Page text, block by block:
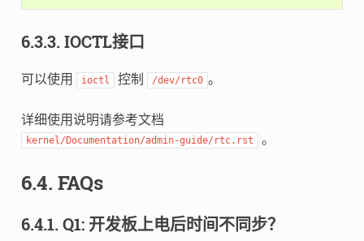
6.3.3. IOCTL接口
可以使用 ioctl 控制 /dev/rtc0 。
详细使用说明请参考文档
kernel/Documentation/admin-guide/rtc.rst 。
6.4. FAQs
6.4.1. Q1: 开发板上电后时间不同步？